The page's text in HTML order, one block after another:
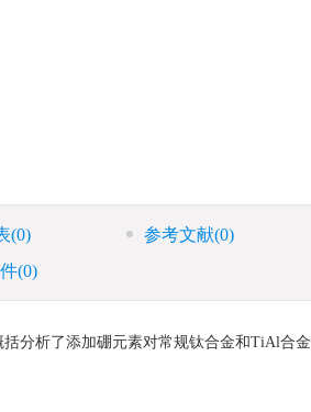
(0) 参考文献(0)
(0)
分析了添加硼元素对常规钛合金和TiAl合金